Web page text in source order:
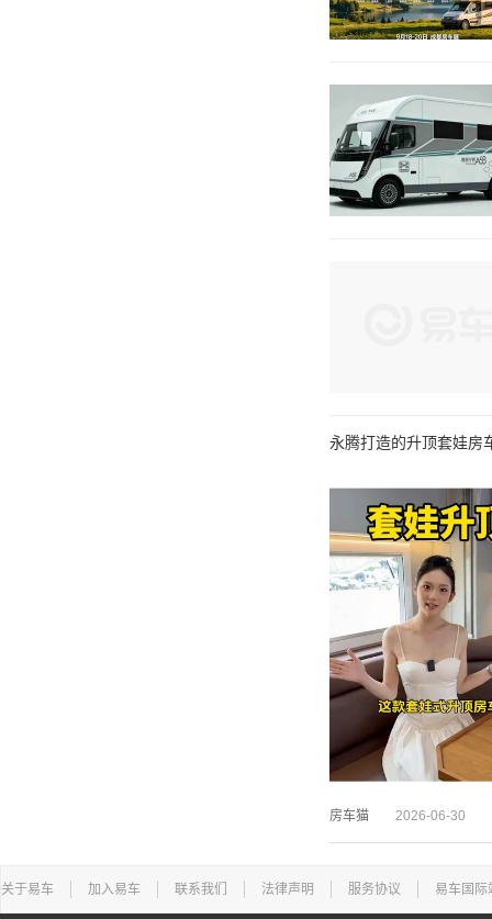
永腾打造的升顶套娃房
房车猫 2026-06-30
关于易车 加入易车 联系我们 法律声明 服务协议 易车国际